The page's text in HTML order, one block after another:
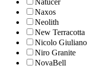
Naxos
Neolith
New Terracotta
Nicolo Giuliano
Niro Granite
NovaBell